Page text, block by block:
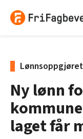
Lønnsoppgjøret
Ny lønn
laget får